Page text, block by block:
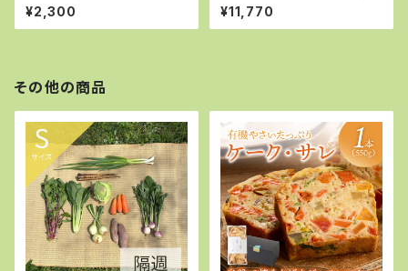
有機やさいたっぷり 京都ケー
ク・サレ 550g
¥2,300
但馬のブランド肉を取り揃えた
豪華洋風パーティーセット
¥11,770
その他の商品